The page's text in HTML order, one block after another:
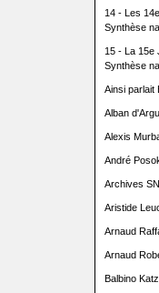
14 - Les
Synthèse
15 - La 15e
Synthèse
Ainsi parlait
Alban
Alexis
André
Archives SN
Aristide
Arnaud
Arnaud
Balbino Katz